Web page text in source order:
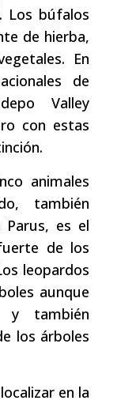
Los búfalos
de hierba,
En
de
Valley
con estas
animales
también
Parus, es el
de los
leopardos
aunque
y también
los árboles
en la